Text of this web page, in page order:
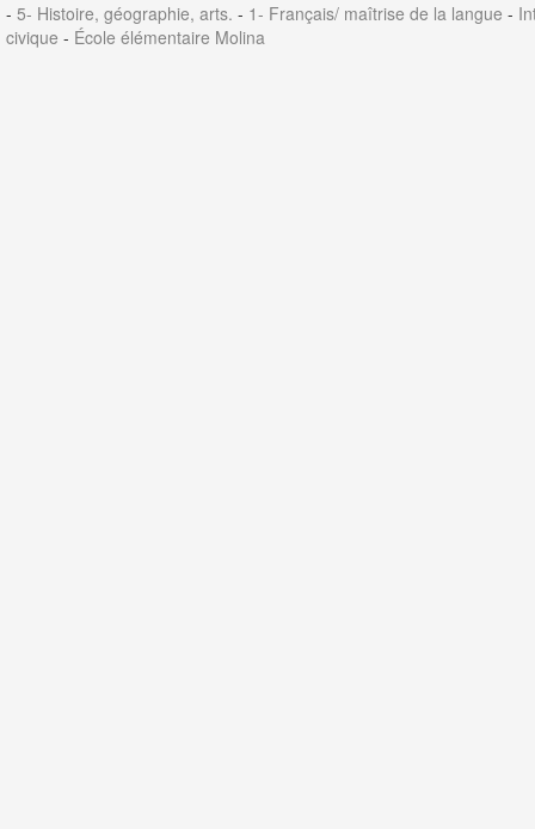
- 5- Histoire, géographie, arts. - 1- Français/ maîtrise de la langue -
civique - École élémentaire Molina